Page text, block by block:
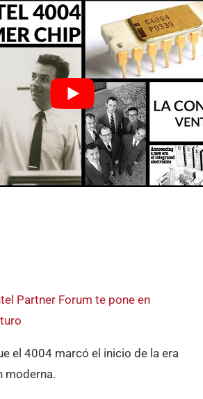
Partner Forum te pone en
el 4004 marcó el inicio de la era
moderna.